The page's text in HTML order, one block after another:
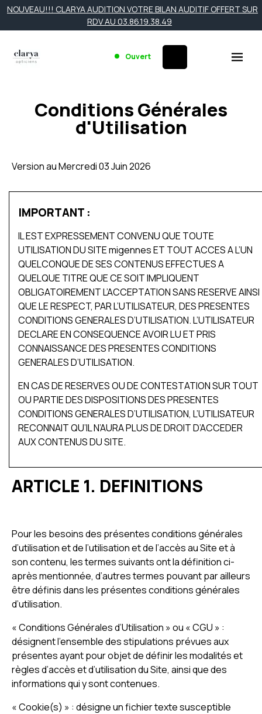
NOUVEAU!!! CLARYA AUDITION VOTRE BILAN AUDITIF OFFERT SUR
RDV AU 03.86.19.38.49
Ouvert
Conditions Générales
d'Utilisation
Version au Mercredi 03 Juin 2026
IMPORTANT :
IL EST EXPRESSEMENT CONVENU QUE TOUTE
UTILISATION DU SITE migennes ET TOUT ACCES A L’UN
QUELCONQUE DE SES CONTENUS EFFECTUES A
QUELQUE TITRE QUE CE SOIT IMPLIQUENT
OBLIGATOIREMENT L’ACCEPTATION SANS RESERVE AINSI
QUE LE RESPECT, PAR L’UTILISATEUR, DES PRESENTES
CONDITIONS GENERALES D’UTILISATION. L’UTILISATEUR
DECLARE EN CONSEQUENCE AVOIR LU ET PRIS
CONNAISSANCE DES PRESENTES CONDITIONS
GENERALES D’UTILISATION.
EN CAS DE RESERVES OU DE CONTESTATION SUR TOUT
OU PARTIE DES DISPOSITIONS DES PRESENTES
CONDITIONS GENERALES D’UTILISATION, L’UTILISATEUR
RECONNAIT QU’IL N’AURA PLUS DE DROIT D’ACCEDER
AUX CONTENUS DU SITE.
ARTICLE 1. DEFINITIONS
Pour les besoins des présentes conditions générales
d’utilisation et de l’utilisation et de l’accès au Site et à
son contenu, les termes suivants ont la définition ci-
après mentionnée, d’autres termes pouvant par ailleurs
être définis dans les présentes conditions générales
d’utilisation.
« Conditions Générales d’Utilisation » ou « CGU » :
désignent l’ensemble des stipulations prévues aux
présentes ayant pour objet de définir les modalités et
règles d’accès et d’utilisation du Site, ainsi que des
informations qui y sont contenues.
« Cookie(s) » : désigne un fichier texte susceptible